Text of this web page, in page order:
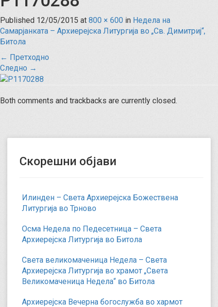
Published 12/05/2015 at 800 × 600 in Недела на
Самарјанката – Архиерејска Литургија во „Св. Димитриј“,
Битола
← Претходно
Следно →
Both comments and trackbacks are currently closed.
Скорешни објави
Илинден – Света Архиерејска Божествена
Литургија во Трново
Осма Недела по Педесетница – Света
Архиерејска Литургија во Битола
Света великомаченица Недела – Света
Архиерејска Литургија во храмот „Света
Великомаченица Недела“ во Битола
Архиерејска Вечерна богослужба во хармот